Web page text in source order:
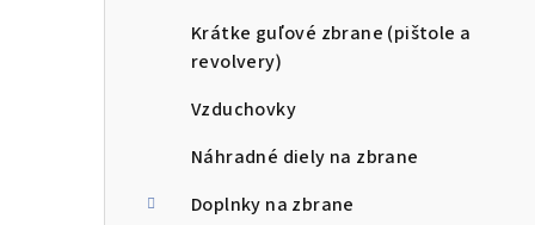
Krátke guľové zbrane (pištole a
revolvery)
Vzduchovky
Náhradné diely na zbrane
Doplnky na zbrane